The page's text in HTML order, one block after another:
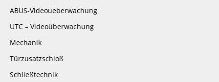
ABUS-Videoueberwachung
UTC – Videoüberwachung
Mechanik
Türzusatzschloß
Schließtechnik